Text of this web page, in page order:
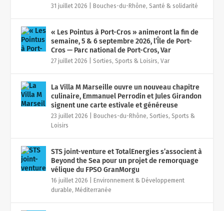
31 juillet 2026 Bouches-du-Rhône,Santé & solidarité
« Les Pointus à Port-Cros » animeront la fin de
semaine, 5 & 6 septembre 2026, l’Île de Port-
Cros — Parc national de Port-Cros, Var
27 juillet 2026 |Sorties, Sports & Loisirs,Var
La Villa M Marseille ouvre un nouveau chapitre
culinaire, Emmanuel Perrodin et Jules Girandon
signent une carte estivale et généreuse
23 juillet 2026 Bouches-du-Rhône,Sorties, Sports &
Loisirs
STS joint-venture et TotalEnergies s’associent à
Beyond the Sea pour un projet de remorquage
vélique du FPSO GranMorgu
16 juillet 2026
Environnement & Développement
durable,Méditerranée